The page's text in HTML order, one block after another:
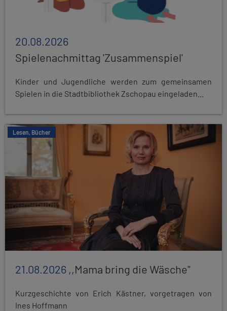
20.08.2026
Spielenachmittag 'Zusammenspiel'
Kinder und Jugendliche werden zum gemeinsamen
Spielen in die Stadtbibliothek Zschopau eingeladen...
Lesen, Bücher
21.08.2026 ,,Mama bring die Wäsche"
Kurzgeschichte von Erich Kästner, vorgetragen von
Ines Hoffmann